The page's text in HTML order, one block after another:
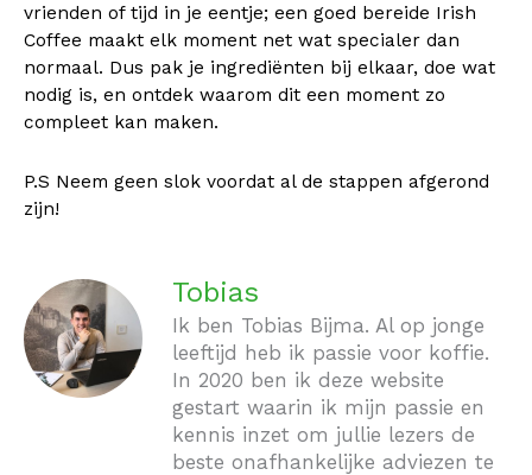
vrienden of tijd in je eentje; een goed bereide Irish
Coffee maakt elk moment net wat specialer dan
normaal. Dus pak je ingrediënten bij elkaar, doe wat
nodig is, en ontdek waarom dit een moment zo
compleet kan maken.
P.S Neem geen slok voordat al de stappen afgerond
zijn!
Tobias
Ik ben Tobias Bijma. Al op jonge
leeftijd heb ik passie voor koffie.
In 2020 ben ik deze website
gestart waarin ik mijn passie en
kennis inzet om jullie lezers de
beste onafhankelijke adviezen te